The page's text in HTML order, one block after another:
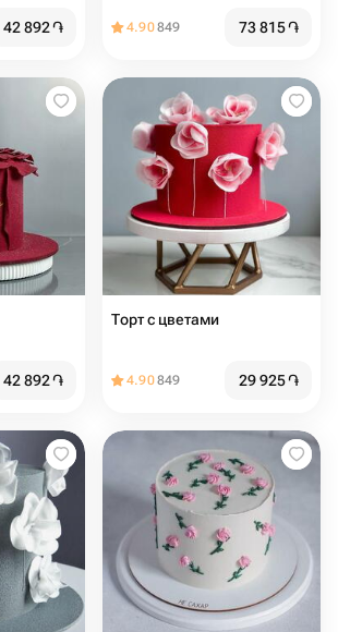
42 892֏ 4.90849 73 815֏
42 892֏
Торт с цветами
4.90849 29 925֏